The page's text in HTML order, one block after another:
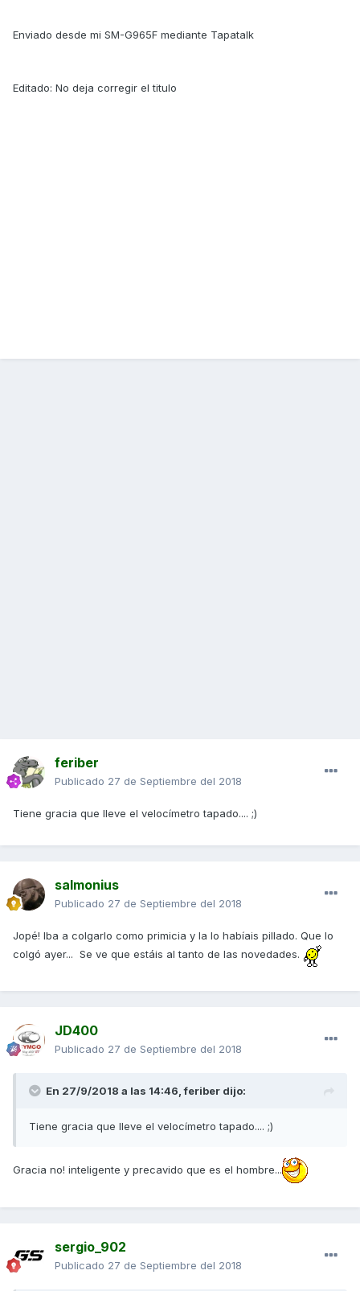
Enviado desde mi SM-G965F mediante Tapatalk
Editado: No deja corregir el titulo
feriber
Publicado 27 de Septiembre del 2018
Tiene gracia que lleve el velocímetro tapado.... ;)
salmonius
Publicado 27 de Septiembre del 2018
Jopé! Iba a colgarlo como primicia y la lo habíais pillado. Que lo
colgó ayer... Se ve que estáis al tanto de las novedades.
JD400
Publicado 27 de Septiembre del 2018
En 27/9/2018 a las 14:46,feriber dijo:
Tiene gracia que lleve el velocímetro tapado.... ;)
Gracia no! inteligente y precavido que es el hombre...
sergio_902
Publicado 27 de Septiembre del 2018